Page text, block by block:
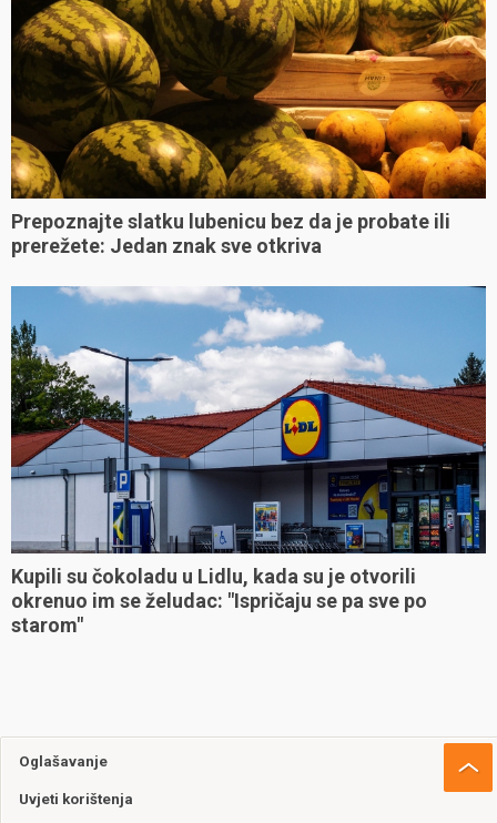
Prepoznajte slatku lubenicu bez da je probate ili
prerežete: Jedan znak sve otkriva
Kupili su čokoladu u Lidlu, kada su je otvorili
okrenuo im se želudac: "Ispričaju se pa sve po
starom"
Oglašavanje
Uvjeti korištenja